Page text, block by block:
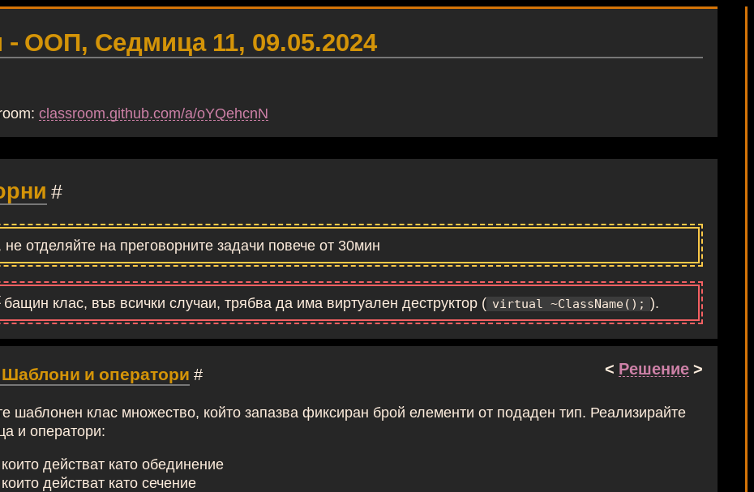
- ООП, Седмица 11, 09.05.2024
classroom.github.com/a/oYQehcnN
#
отделяйте на преговорните задачи повече от 30мин
бащин клас, във всички случаи, трябва да има виртуален деструктор ( virtual ~ClassName(); ).
Шаблони и оператори # < Решение >
шаблонен клас множество, който запазва фиксиран брой елементи от подаден тип. Реализирайте
и оператори:
които действат като обединение
които действат като сечение